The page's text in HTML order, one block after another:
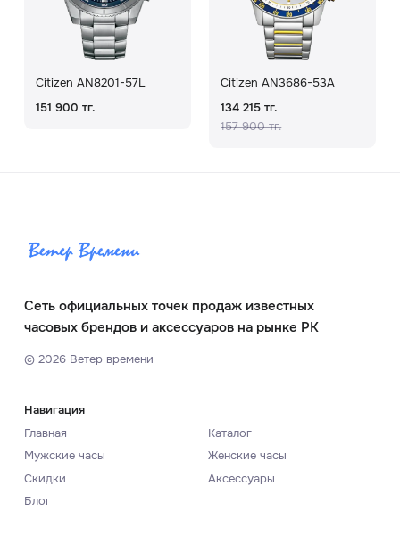
Citizen AN8201-57L
151 900 тг.
Citizen AN3686-53A
134 215 тг.
157 900 тг.
Сеть официальных точек продаж известных
часовых брендов и аксессуаров на рынке РК
© 2026Ветер времени
Навигация
Главная
Каталог
Мужские часы
Женские часы
Скидки
Аксессуары
Блог